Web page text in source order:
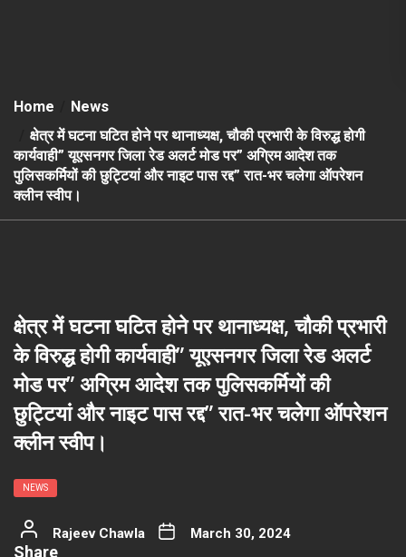
Home
News
क्षेत्र में घटना घटित होने पर थानाध्यक्ष, चौकी प्रभारी के विरुद्ध होगी
कार्यवाही” यूएसनगर जिला रेड अलर्ट मोड पर” अग्रिम आदेश तक
पुलिसकर्मियों की छुट्टियां और नाइट पास रद्द” रात-भर चलेगा ऑपरेशन
क्लीन स्वीप।
क्षेत्र में घटना घटित होने पर थानाध्यक्ष, चौकी प्रभारी
के विरुद्ध होगी कार्यवाही” यूएसनगर जिला रेड अलर्ट
मोड पर” अग्रिम आदेश तक पुलिसकर्मियों की
छुट्टियां और नाइट पास रद्द” रात-भर चलेगा ऑपरेशन
क्लीन स्वीप।
NEWS
Rajeev Chawla March 30, 2024
Share